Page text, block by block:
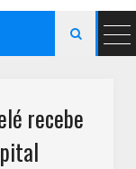

recebe